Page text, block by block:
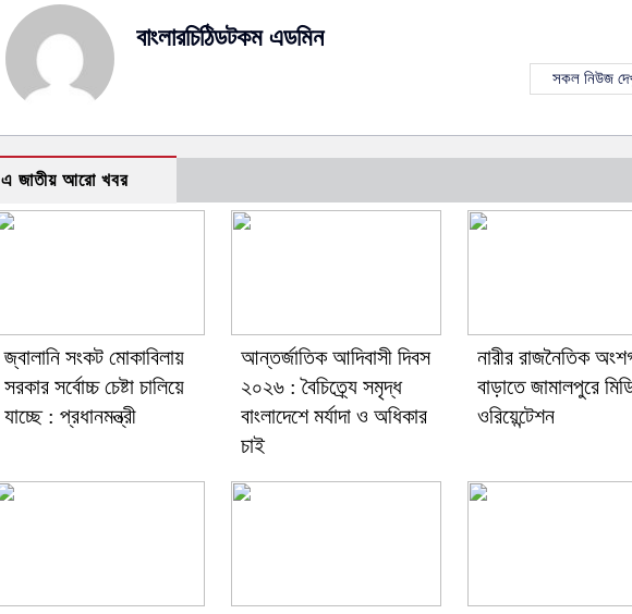
বাংলারচিঠিডটকম এডমিন
সকল নিউজ
এ জাতীয় আরো খবর
জ্বালানি সংকট মোকাবিলায়
সরকার সর্বোচ্চ চেষ্টা চালিয়ে
যাচ্ছে : প্রধানমন্ত্রী
আন্তর্জাতিক আদিবাসী দিবস
২০২৬ : বৈচিত্র্যে সমৃদ্ধ
বাংলাদেশে মর্যাদা ও অধিকার
চাই
নারীর রাজনৈতিক
বাড়াতে জামালপুরে
ওরিয়েন্টেশন